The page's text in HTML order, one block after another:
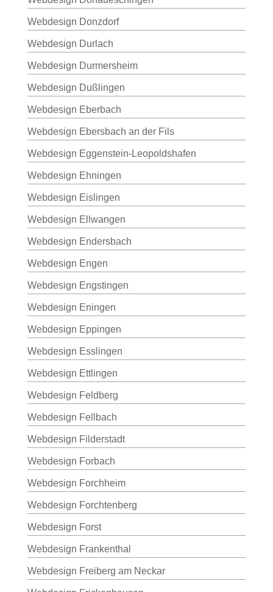
Webdesign Donzdorf
Webdesign Durlach
Webdesign Durmersheim
Webdesign Dußlingen
Webdesign Eberbach
Webdesign Ebersbach an der Fils
Webdesign Eggenstein-Leopoldshafen
Webdesign Ehningen
Webdesign Eislingen
Webdesign Ellwangen
Webdesign Endersbach
Webdesign Engen
Webdesign Engstingen
Webdesign Eningen
Webdesign Eppingen
Webdesign Esslingen
Webdesign Ettlingen
Webdesign Feldberg
Webdesign Fellbach
Webdesign Filderstadt
Webdesign Forbach
Webdesign Forchheim
Webdesign Forchtenberg
Webdesign Forst
Webdesign Frankenthal
Webdesign Freiberg am Neckar